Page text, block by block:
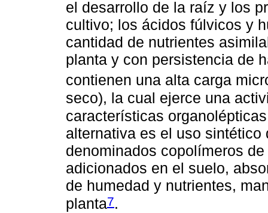
el desarrollo de la raíz y los
cultivo; los ácidos fúlvicos y
cantidad de nutrientes
planta y con persistencia de
contienen una alta carga
seco), la cual ejerce una
características
alternativa es el uso
denominados copolímeros
adicionados en el suelo,
de humedad y nutrientes,
planta7.